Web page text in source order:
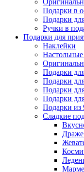
Подарки в
Подарки
Ручки в
Подарки для
Наклейки
Подарки
Подарки
Подарки
Подарки
Подарки из
Сладкие